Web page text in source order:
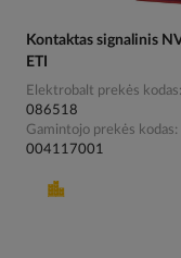
Kontaktas signalinis
ETI
Elektrobalt prekės kodas
086518
Gamintojo prekės kodas
004117001